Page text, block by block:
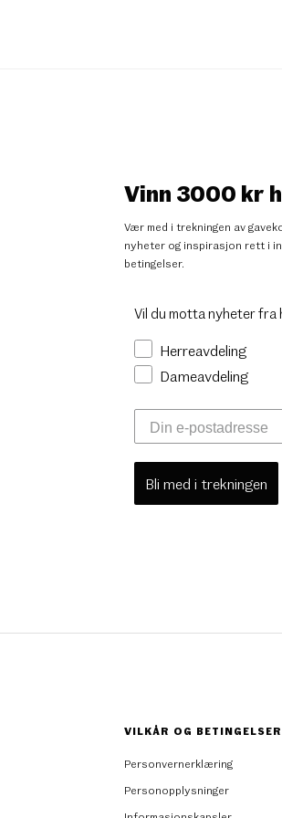
Vinn 3000 kr
Vær med i trekningen av
nyheter og inspirasjon rett i
betingelser.
Vil du motta nyheter fra
Herreavdeling
Dameavdeling
Bli med i trekningen
VILKÅR OG BETINGELSER
Personvernerklæring
Personopplysninger